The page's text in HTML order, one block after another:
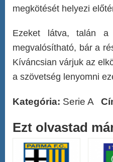
megkötését helyezi
Ezeket látva, talán a
megvalósítható, bár a
Kíváncsian várjuk az
a szövetség lenyomni
Kategória: Serie A
Ezt olvastad